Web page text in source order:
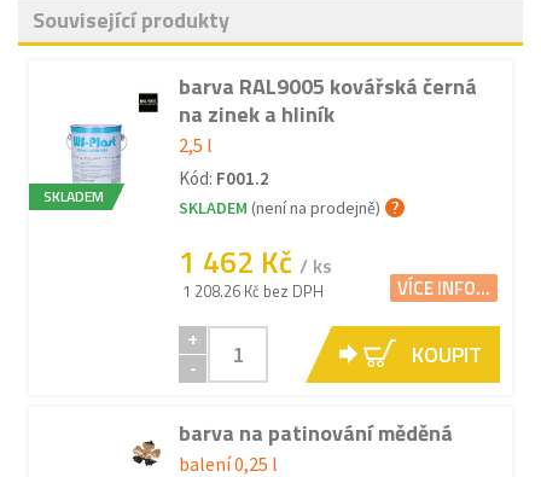
Související produkty
SKLADEM
barva RAL9005 kovářská černá
na zinek a hliník
2,5 l
Kód: F001.2
SKLADEM (není na prodejně)
1 462 Kč / ks
1 208.26 Kč bez DPH VÍCE INFO...
+
-
KOUPIT
barva na patinování měděná
balení 0,25 l